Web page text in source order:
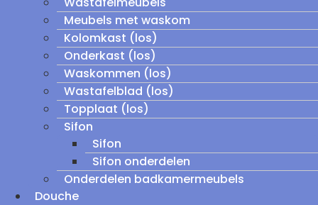
Meubels met waskom
Kolomkast (los)
Onderkast (los)
Waskommen (los)
Wastafelblad (los)
Topplaat (los)
Sifon
Sifon
Sifon onderdelen
Onderdelen badkamermeubels
Douche